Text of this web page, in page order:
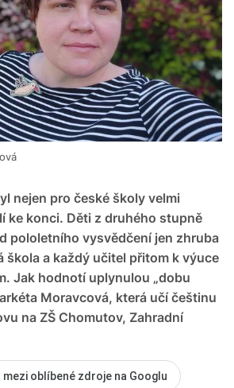
nejen pro české školy velmi
ke konci. Děti z druhého stupně
pololetního vysvědčení jen zhruba
škola a každý učitel přitom k výuce
Jak hodnotí uplynulou „dobu
Moravcová, která učí češtinu
na ZŠ Chomutov, Zahradní
mezi oblíbené zdroje na Googlu